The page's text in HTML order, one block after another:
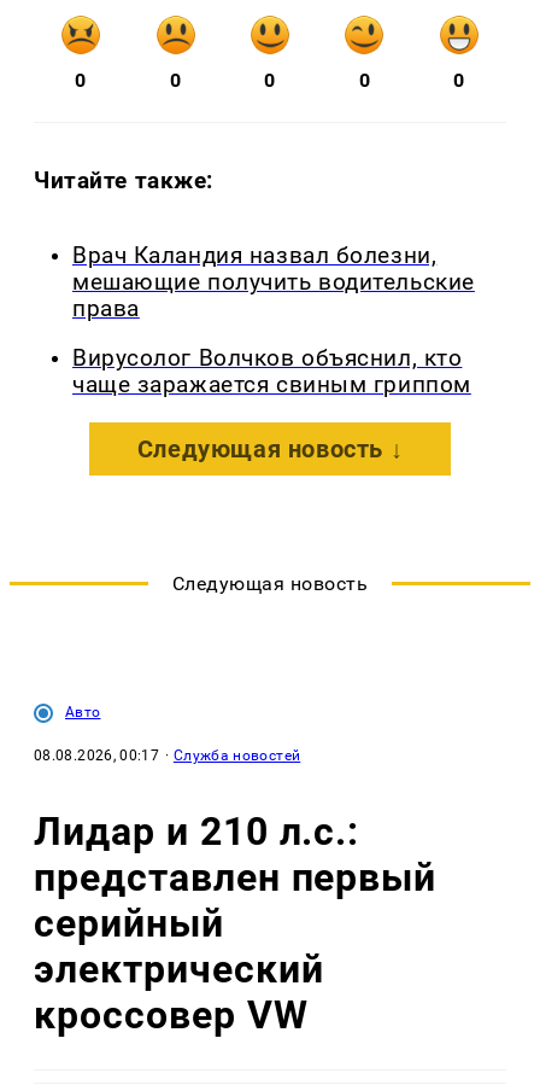
0 0 0 0 0
Читайте также:
Врач Каландия назвал болезни,
мешающие получить водительские
права
Вирусолог Волчков объяснил, кто
чаще заражается свиным гриппом
Следующая новость ↓
Следующая новость
Авто
08.08.2026, 00:17 · Служба новостей
Лидар и 210 л.с.:
представлен первый
серийный
электрический
кроссовер VW